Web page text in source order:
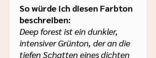
So würde ich diesen Farbton
beschreiben:
Deep forest ist ein dunkler,
intensiver Grünton, der an die
tiefen Schatten eines dichten